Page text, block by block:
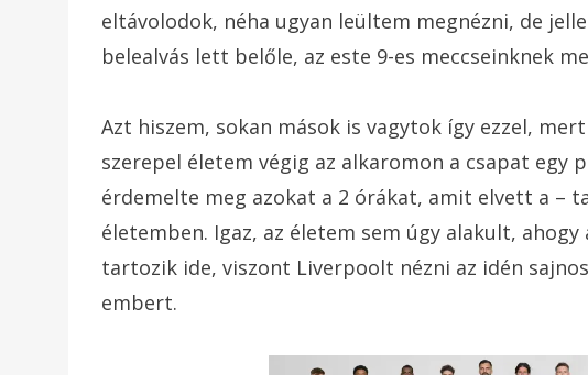
eltávolodok, néha ugyan leültem megnézni, de
belealvás lett belőle, az este 9-es meccseinknek
Azt hiszem, sokan mások is vagytok így ezzel,
szerepel életem végig az alkaromon a csapat egy
érdemelte meg azokat a 2 órákat, amit elvett a –
életemben. Igaz, az életem sem úgy alakult,
tartozik ide, viszont Liverpoolt nézni az idén
embert.